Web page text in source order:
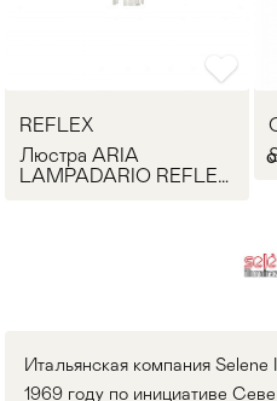
REFLEX
Люстра ARIA
LAMPADARIO REFLEX
Итальянская компания
1969 году по инициативе